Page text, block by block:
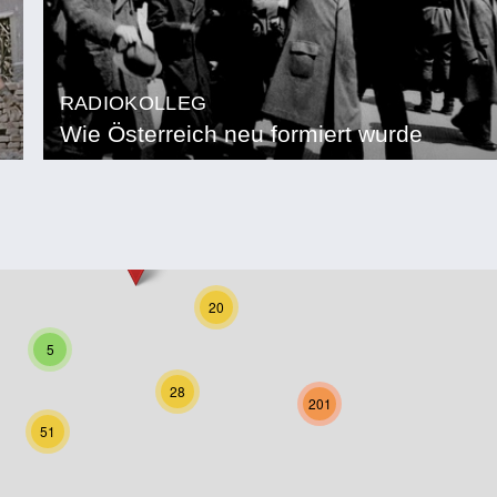
RADIOKOLLEG
Wie Österreich neu formiert wurde
28
20
51
201
5